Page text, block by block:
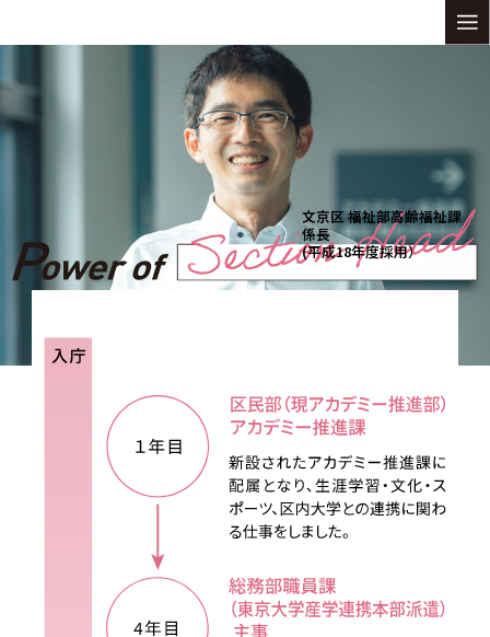
高齢者の心に寄り添う対応を心がけています。
文京区 福祉部高齢福祉課
係長
(平成18年度採用）